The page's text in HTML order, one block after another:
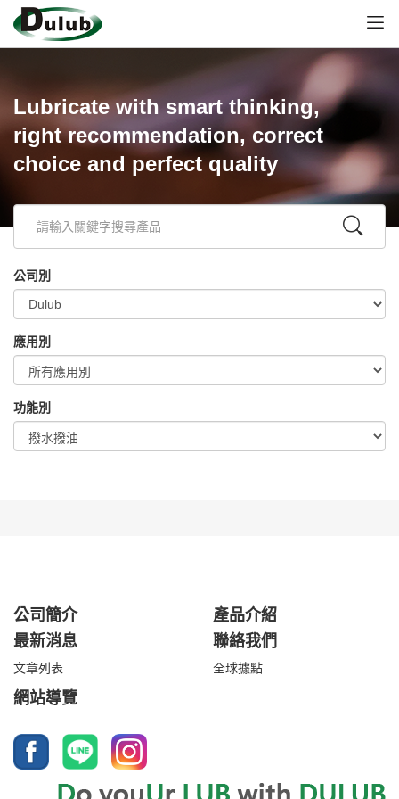
Lubricate with smart thinking,
right recommendation, correct
choice and perfect quality
公司別
應用別
功能別
公司簡介
產品介紹
最新消息
文章列表
聯絡我們
全球據點
網站導覽